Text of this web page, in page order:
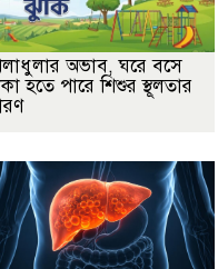
অভাব, ঘরে বসে
হতে পারে শিশুর স্থূলতার